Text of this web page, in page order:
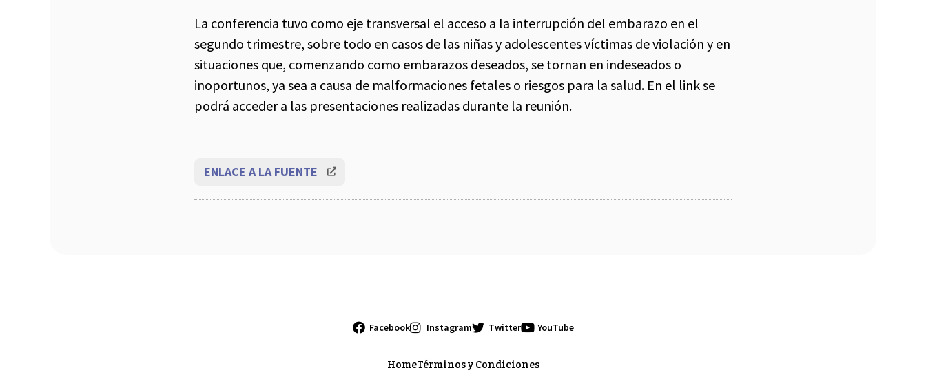
La conferencia tuvo como eje transversal el acceso a la interrupción del embarazo en el
segundo trimestre, sobre todo en casos de las niñas y adolescentes víctimas de violación y en
situaciones que, comenzando como embarazos deseados, se tornan en indeseados o
inoportunos, ya sea a causa de malformaciones fetales o riesgos para la salud. En el link se
podrá acceder a las presentaciones realizadas durante la reunión.
ENLACE A LA FUENTE
Facebook Instagram Twitter YouTube
HomeTérminos y Condiciones